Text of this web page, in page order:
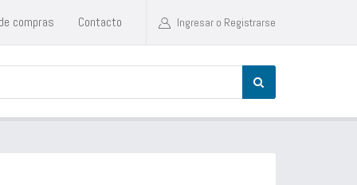
compras Contacto Ingresar o Registrarse